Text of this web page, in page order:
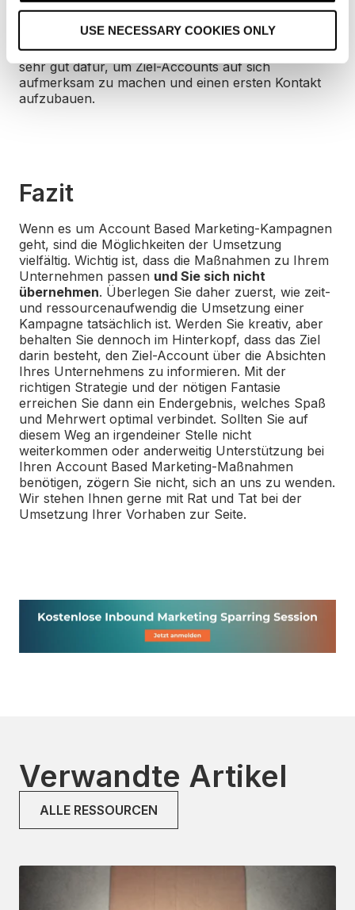
USE NECESSARY COOKIES ONLY
müssen daher sorgfältig geplant sowie professionell
durchgeführt werden. Trotzdem eigenen sie sich
sehr gut dafür, um Ziel-Accounts auf sich
aufmerksam zu machen und einen ersten Kontakt
aufzubauen.
Fazit
Wenn es um Account Based Marketing-Kampagnen
geht, sind die Möglichkeiten der Umsetzung
vielfältig. Wichtig ist, dass die Maßnahmen zu Ihrem
Unternehmen passen und Sie sich nicht
übernehmen. Überlegen Sie daher zuerst, wie zeit-
und ressourcenaufwendig die Umsetzung einer
Kampagne tatsächlich ist. Werden Sie kreativ, aber
behalten Sie dennoch im Hinterkopf, dass das Ziel
darin besteht, den Ziel-Account über die Absichten
Ihres Unternehmens zu informieren. Mit der
richtigen Strategie und der nötigen Fantasie
erreichen Sie dann ein Endergebnis, welches Spaß
und Mehrwert optimal verbindet. Sollten Sie auf
diesem Weg an irgendeiner Stelle nicht
weiterkommen oder anderweitig Unterstützung bei
Ihren Account Based Marketing-Maßnahmen
benötigen, zögern Sie nicht, sich an uns zu wenden.
Wir stehen Ihnen gerne mit Rat und Tat bei der
Umsetzung Ihrer Vorhaben zur Seite.
Verwandte Artikel
ALLE RESSOURCEN